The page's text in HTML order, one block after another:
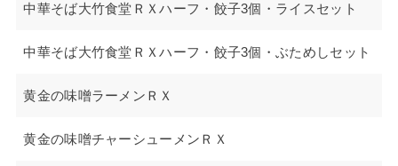
中華そば大竹食堂ＲＸハーフ・餃子3個・ライスセット
中華そば大竹食堂ＲＸハーフ・餃子3個・ぶためしセット
黄金の味噌ラーメンＲＸ
黄金の味噌チャーシューメンＲＸ